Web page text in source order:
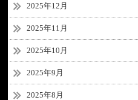
2025年12月
2025年11月
2025年10月
2025年9月
2025年8月